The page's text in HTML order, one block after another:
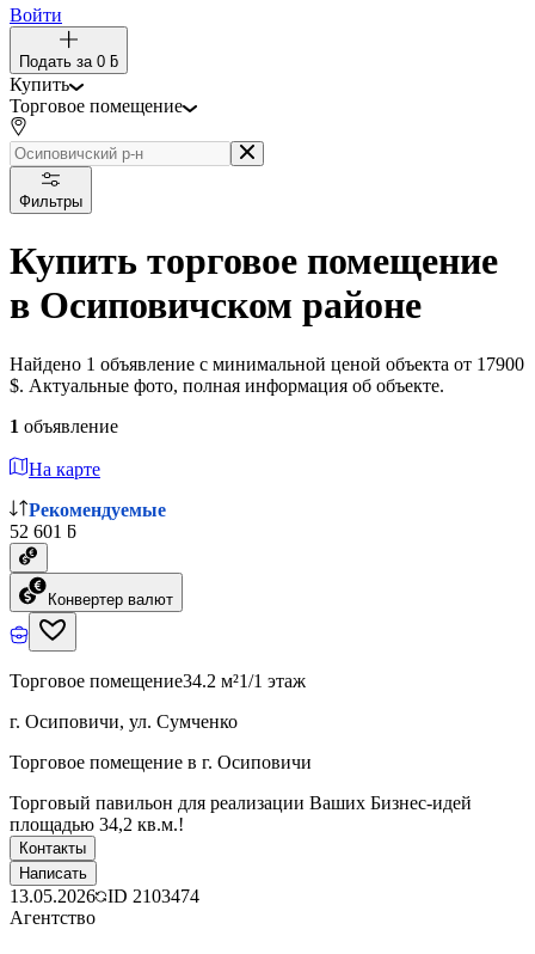
Войти
Подать за 0 ƃ
Купить
Торговое помещение
Фильтры
Купить торговое помещение
в Осиповичском районе
Найдено 1 объявление с минимальной ценой объекта от 17900
$. Актуальные фото, полная информация об объекте.
1 объявление
На карте
Рекомендуемые
52 601 ƃ
Конвертер валют
Торговое помещение34.2 м²1/1 этаж
г. Осиповичи, ул. Сумченко
Торговое помещение в г. Осиповичи
Торговый павильон для реализации Ваших Бизнес-идей
площадью 34,2 кв.м.!
Контакты
Написать
13.05.2026 ID 2103474
Агентство